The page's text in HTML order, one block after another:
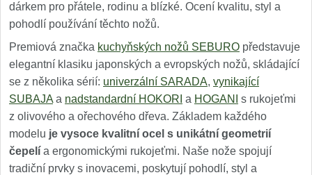
dárkem pro přátele, rodinu a blízké. Ocení kvalitu, styl a
pohodlí používání těchto nožů.
Premiová značka kuchyňských nožů SEBURO představuje
elegantní klasiku japonských a evropských nožů, skládající
se z několika sérií: univerzální SARADA, vynikající
SUBAJA a nadstandardní HOKORI a HOGANI
s rukojeťmi
z olivového a ořechového dřeva. Základem každého
modelu je vysoce kvalitní ocel s unikátní geometrií
čepelí a ergonomickými rukojeťmi. Naše nože spojují
tradiční prvky s inovacemi, poskytují pohodlí, styl a